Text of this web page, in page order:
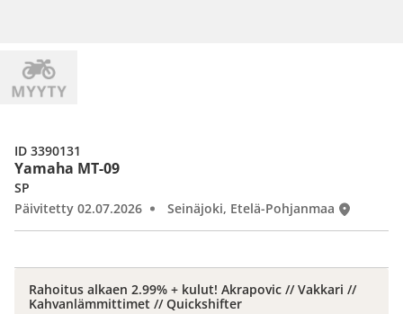
Yamaha MT-09
SP
Päivitetty 02.07.2026
Seinäjoki, Etelä-Pohjanmaa
ID 3390131
Rahoitus alkaen 2.99% + kulut! Akrapovic // Vakkari //
Kahvanlämmittimet // Quickshifter